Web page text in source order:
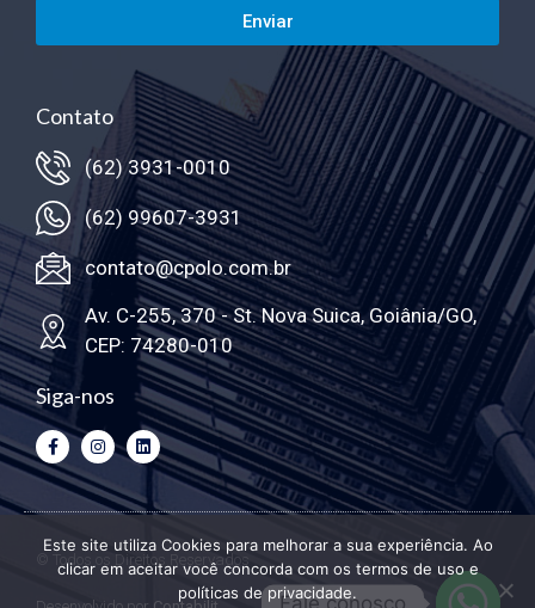
Enviar
Contato
(62) 3931-0010
(62) 99607-3931
contato@cpolo.com.br
Av. C-255, 370 - St. Nova Suica, Goiânia/GO,
CEP: 74280-010
Siga-nos
© Todos os Direitos Reservados
Este site utiliza Cookies para melhorar a sua experiência. Ao
clicar em aceitar você concorda com os termos de uso e
políticas de privacidade.
Fale conosco